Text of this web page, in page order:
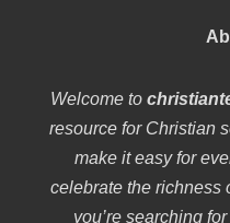
Welcome to
resource for Christian
make it easy for
celebrate the richness
you’re searching